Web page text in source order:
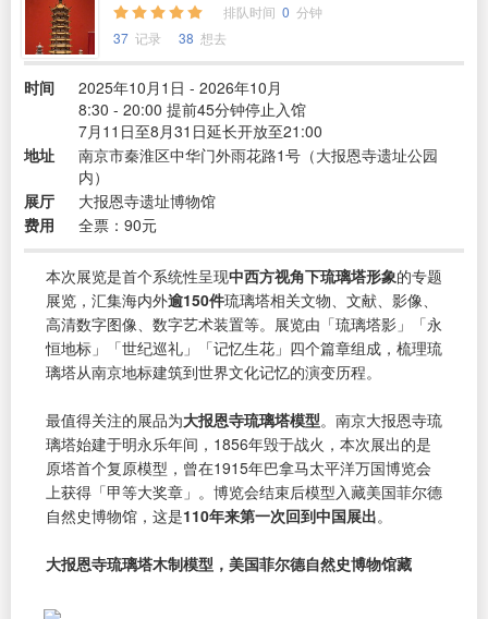
排队时间 0 分钟
37 记录 38 想去
时间
2025年10月1日 - 2026年10月
8:30 - 20:00 提前45分钟停止入馆
7月11日至8月31日延长开放至21:00
地址
南京市秦淮区中华门外雨花路1号（大报恩寺遗址公园
内）
展厅
大报恩寺遗址博物馆
费用
全票：90元
本次展览是首个系统性呈现中西方视角下琉璃塔形象的专题
展览，汇集海内外逾150件琉璃塔相关文物、文献、影像、
高清数字图像、数字艺术装置等。展览由「琉璃塔影」「永
恒地标」「世纪巡礼」「记忆生花」四个篇章组成，梳理琉
璃塔从南京地标建筑到世界文化记忆的演变历程。
最值得关注的展品为大报恩寺琉璃塔模型。南京大报恩寺琉
璃塔始建于明永乐年间，1856年毁于战火，本次展出的是
原塔首个复原模型，曾在1915年巴拿马太平洋万国博览会
上获得「甲等大奖章」。博览会结束后模型入藏美国菲尔德
自然史博物馆，这是110年来第一次回到中国展出。
大报恩寺琉璃塔木制模型，美国菲尔德自然史博物馆藏